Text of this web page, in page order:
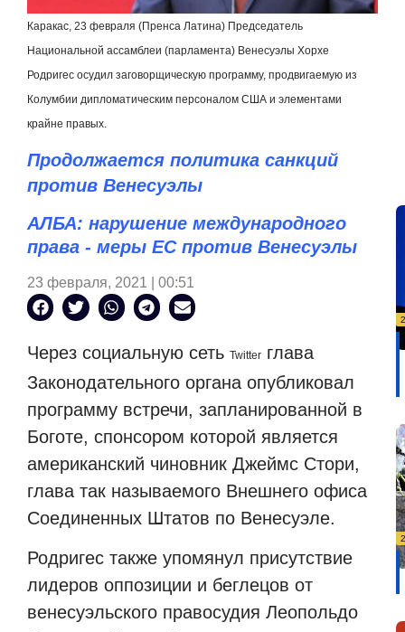
Каракас, 23 февраля (Пренса Латина) Председатель
Национальной ассамблеи (парламента) Венесуэлы Хорхе
Родригес осудил заговорщическую программу, продвигаемую из
Колумбии дипломатическим персоналом США и элементами
крайне правых.
Продолжается политика санкций
против Венесуэлы
АЛБА: нарушение международного
права - меры ЕС против Венесуэлы
23 февраля, 2021 | 00:51
Через социальную сеть Twitter глава
Законодательного органа опубликовал
программу встречи, запланированной в
Боготе, спонсором которой является
американский чиновник Джеймс Стори,
глава так называемого Внешнего офиса
Соединенных Штатов по Венесуэле.
Родригес также упомянул присутствие
лидеров оппозиции и беглецов от
венесуэльского правосудия Леопольдо